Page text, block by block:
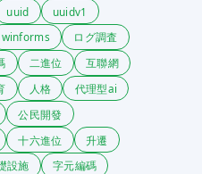
uuid
uuidv1
winforms
ログ調査
二進位
互聯網
人格
代理型ai
公民開發
十六進位
升遷
設施
字元編碼